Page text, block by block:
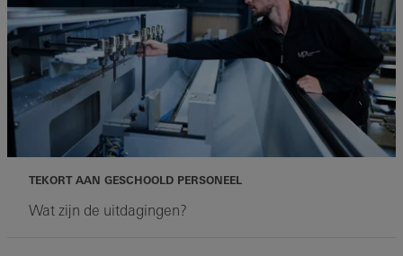
TEKORT AAN GESCHOOLD PERSONEEL
Wat zijn de uitdagingen?